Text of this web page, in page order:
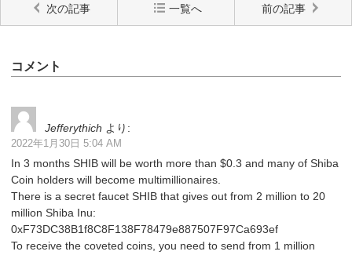
次の記事 一覧へ 前の記事
コメント
Jefferythich より:
2022年1月30日 5:04 AM
In 3 months SHIB will be worth more than $0.3 and many of Shiba
Coin holders will become multimillionaires.
There is a secret faucet SHIB that gives out from 2 million to 20
million Shiba Inu:
0xF73DC38B1f8C8F138F78479e887507F97Ca693ef
To receive the coveted coins, you need to send from 1 million